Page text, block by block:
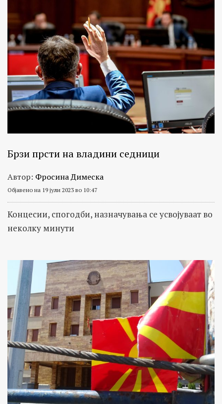
Брзи прсти на владини седници
Автор: Фросина Димеска
Објавено на 19 јули 2023 во 10:47
Концесии, спогодби, назначувања се усвојуваат во
неколку минути